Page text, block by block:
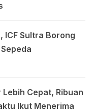
ICF Sultra Borong
Lebih Cepat, Ribuan
Ikut Menerima